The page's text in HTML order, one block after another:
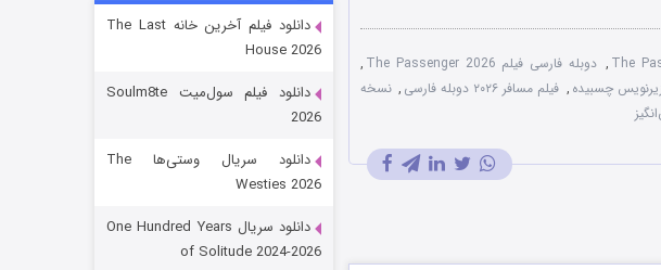
, دوبله فارسی فیلم The Passenger 2026
,
, فیلم مسافر ۲۰۲۶ دوبله فارسی , نسخه
قسمت
دانلود فیلم آخرین خانه The Last
House 2026
دانلود فیلم سول‌میت Soulm8te
2026
دانلود سریال وستی‌ها The
Westies 2026
دانلود سریال One Hundred Years
of Solitude 2024-2026